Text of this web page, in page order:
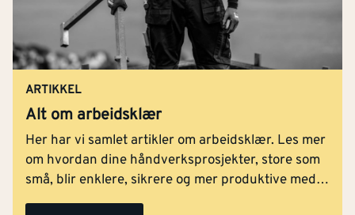
ARTIKKEL
Alt om arbeidsklær
Her har vi samlet artikler om arbeidsklær. Les mer
om hvordan dine håndverksprosjekter, store som
små, blir enklere, sikrere og mer produktive med
rett bekledning.